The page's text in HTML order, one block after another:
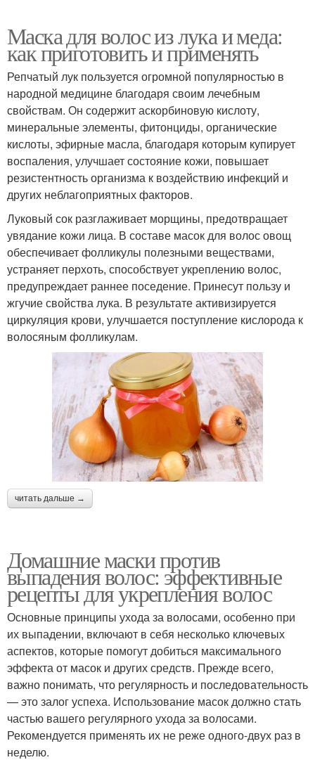
Маска для волос из лука и меда:
как приготовить и применять
Репчатый лук пользуется огромной популярностью в
народной медицине благодаря своим лечебным
свойствам. Он содержит аскорбиновую кислоту,
минеральные элементы, фитонциды, органические
кислоты, эфирные масла, благодаря которым купирует
воспаления, улучшает состояние кожи, повышает
резистентность организма к воздействию инфекций и
других неблагоприятных факторов.
Луковый сок разглаживает морщины, предотвращает
увядание кожи лица. В составе масок для волос овощ
обеспечивает фолликулы полезными веществами,
устраняет перхоть, способствует укреплению волос,
предупреждает раннее поседение. Принесут пользу и
жгучие свойства лука. В результате активизируется
циркуляция крови, улучшается поступление кислорода к
волосяным фолликулам.
читать дальше →
Домашние маски против
выпадения волос: эффективные
рецепты для укрепления волос
Основные принципы ухода за волосами, особенно при
их выпадении, включают в себя несколько ключевых
аспектов, которые помогут добиться максимального
эффекта от масок и других средств. Прежде всего,
важно понимать, что регулярность и последовательность
— это залог успеха. Использование масок должно стать
частью вашего регулярного ухода за волосами.
Рекомендуется применять их не реже одного-двух раз в
неделю.